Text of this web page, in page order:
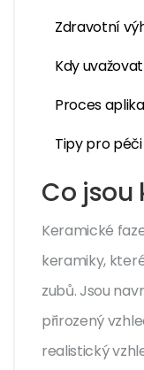
Zdravotní
Kdy
Proces
Tipy pro
Co jsou
Keramické
keramiky,
zubů. Jsou
přirozený
realistický